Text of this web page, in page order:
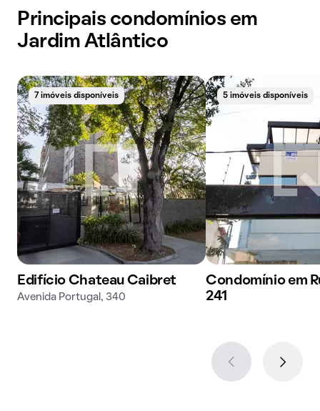
Principais condomínios em
Jardim Atlântico
7 imóveis disponíveis
Edifício Chateau Caibret
Avenida Portugal, 340
5 imóveis disponíveis
Condomínio em
241